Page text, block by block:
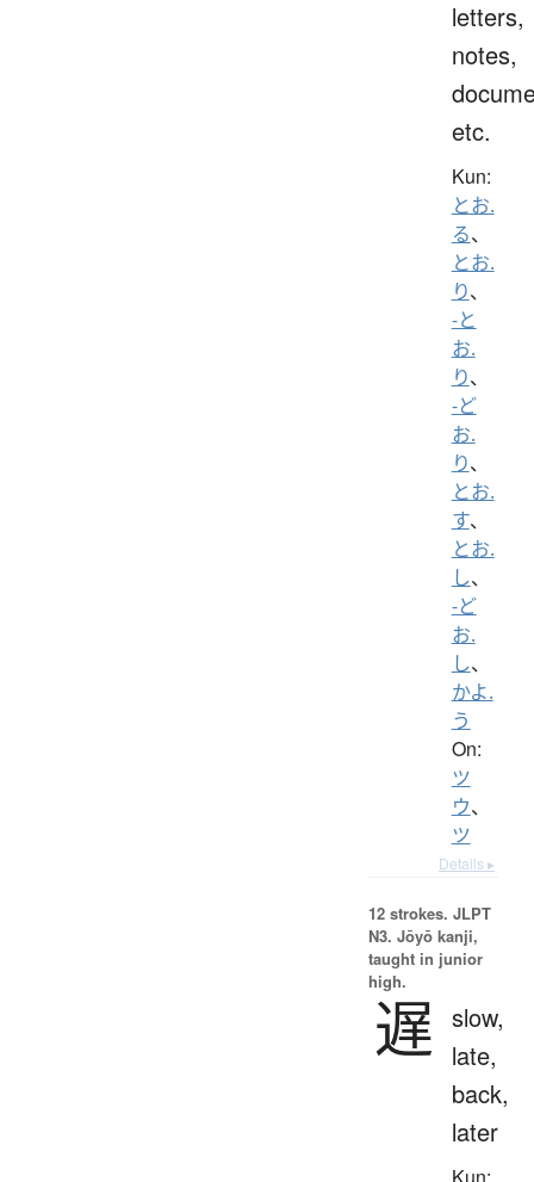
letters,
notes,
etc.
Kun:
とお.
る、
とお.
り、
-と
お.
り、
-ど
お.
り、
とお.
す、
とお.
し、
-ど
お.
し、
かよ.
う
On:
ツ
ウ、
ツ
Details ▸
12 strokes. JLPT
N3. Jōyō kanji,
taught in junior
high.
遅 slow,
late,
back,
later
Kun: